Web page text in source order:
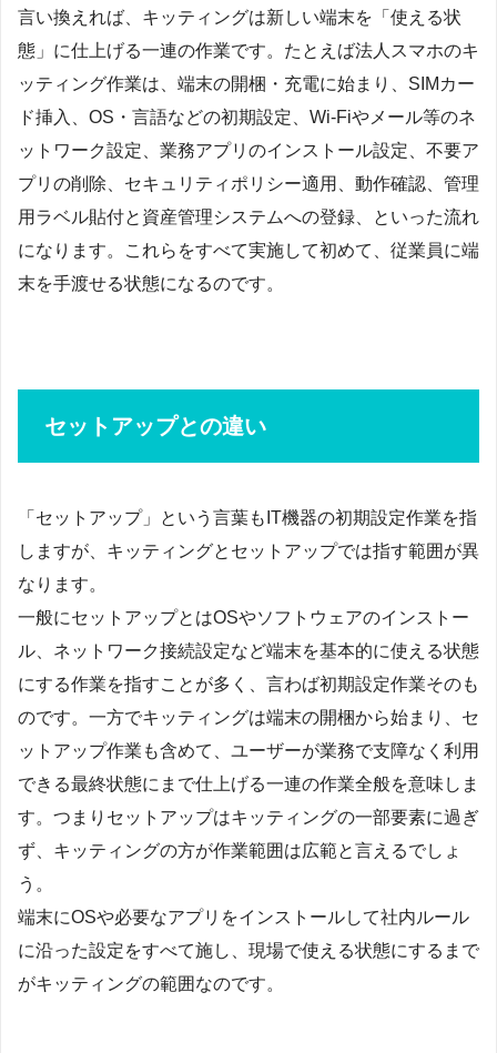
言い換えれば、キッティングは新しい端末を「使える状
態」に仕上げる一連の作業です。たとえば法人スマホのキ
ッティング作業は、端末の開梱・充電に始まり、SIMカー
ド挿入、OS・言語などの初期設定、Wi-Fiやメール等のネ
ットワーク設定、業務アプリのインストール設定、不要ア
プリの削除、セキュリティポリシー適用、動作確認、管理
用ラベル貼付と資産管理システムへの登録、といった流れ
になります。これらをすべて実施して初めて、従業員に端
末を手渡せる状態になるのです。
セットアップとの違い
「セットアップ」という言葉もIT機器の初期設定作業を指
しますが、キッティングとセットアップでは指す範囲が異
なります。
一般にセットアップとはOSやソフトウェアのインストー
ル、ネットワーク接続設定など端末を基本的に使える状態
にする作業を指すことが多く、言わば初期設定作業そのも
のです。一方でキッティングは端末の開梱から始まり、セ
ットアップ作業も含めて、ユーザーが業務で支障なく利用
できる最終状態にまで仕上げる一連の作業全般を意味しま
す。つまりセットアップはキッティングの一部要素に過ぎ
ず、キッティングの方が作業範囲は広範と言えるでしょ
う。
端末にOSや必要なアプリをインストールして社内ルール
に沿った設定をすべて施し、現場で使える状態にするまで
がキッティングの範囲なのです。